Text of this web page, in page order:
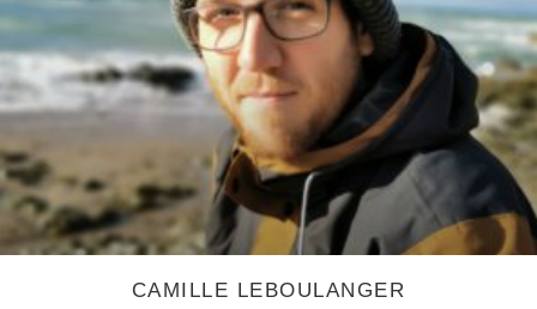
CAMILLE LEBOULANGER